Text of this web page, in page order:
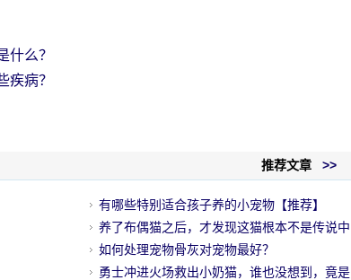
什么？
疾病？
推荐文章 >>
有哪些特别适合孩子养的小宠物【推荐】
养了布偶猫之后，才发现这猫根本不是传说中
的那么回事
如何处理宠物骨灰对宠物最好？
勇士冲进火场救出小奶猫，谁也没想到，竟是